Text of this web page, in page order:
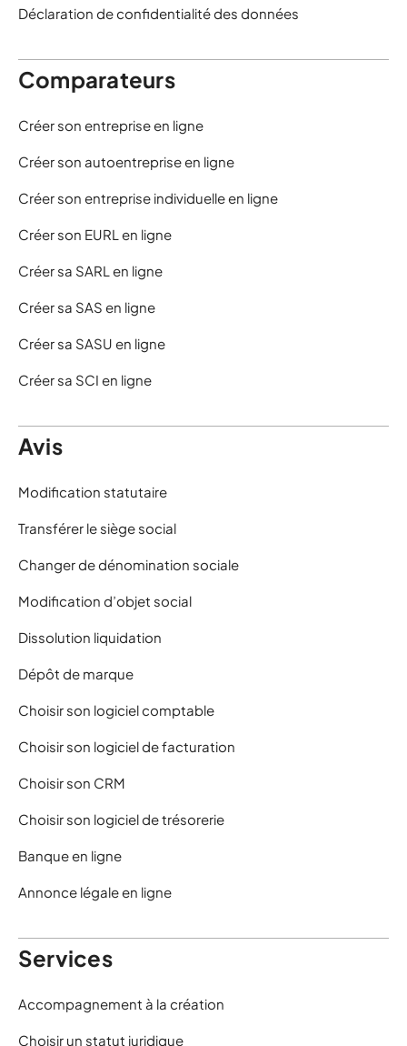
Déclaration de confidentialité des données
Comparateurs
Créer son entreprise en ligne
Créer son autoentreprise en ligne
Créer son entreprise individuelle en ligne
Créer son EURL en ligne
Créer sa SARL en ligne
Créer sa SAS en ligne
Créer sa SASU en ligne
Créer sa SCI en ligne
Avis
Modification statutaire
Transférer le siège social
Changer de dénomination sociale
Modification d’objet social
Dissolution liquidation
Dépôt de marque
Choisir son logiciel comptable
Choisir son logiciel de facturation
Choisir son CRM
Choisir son logiciel de trésorerie
Banque en ligne
Annonce légale en ligne
Services
Accompagnement à la création
Choisir un statut juridique